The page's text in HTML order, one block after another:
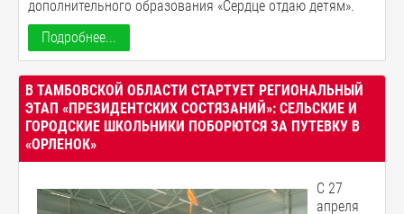
дополнительного образования «Сердце отдаю детям».
Подробнее...
В ТАМБОВСКОЙ ОБЛАСТИ СТАРТУЕТ РЕГИОНАЛЬНЫЙ
ЭТАП «ПРЕЗИДЕНТСКИХ СОСТЯЗАНИЙ»: СЕЛЬСКИЕ И
ГОРОДСКИЕ ШКОЛЬНИКИ ПОБОРЮТСЯ ЗА ПУТЕВКУ В
«ОРЛЕНОК»
С 27
апреля